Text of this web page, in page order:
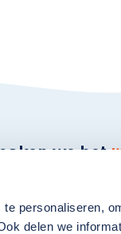
personaliseren,
delen we
we het